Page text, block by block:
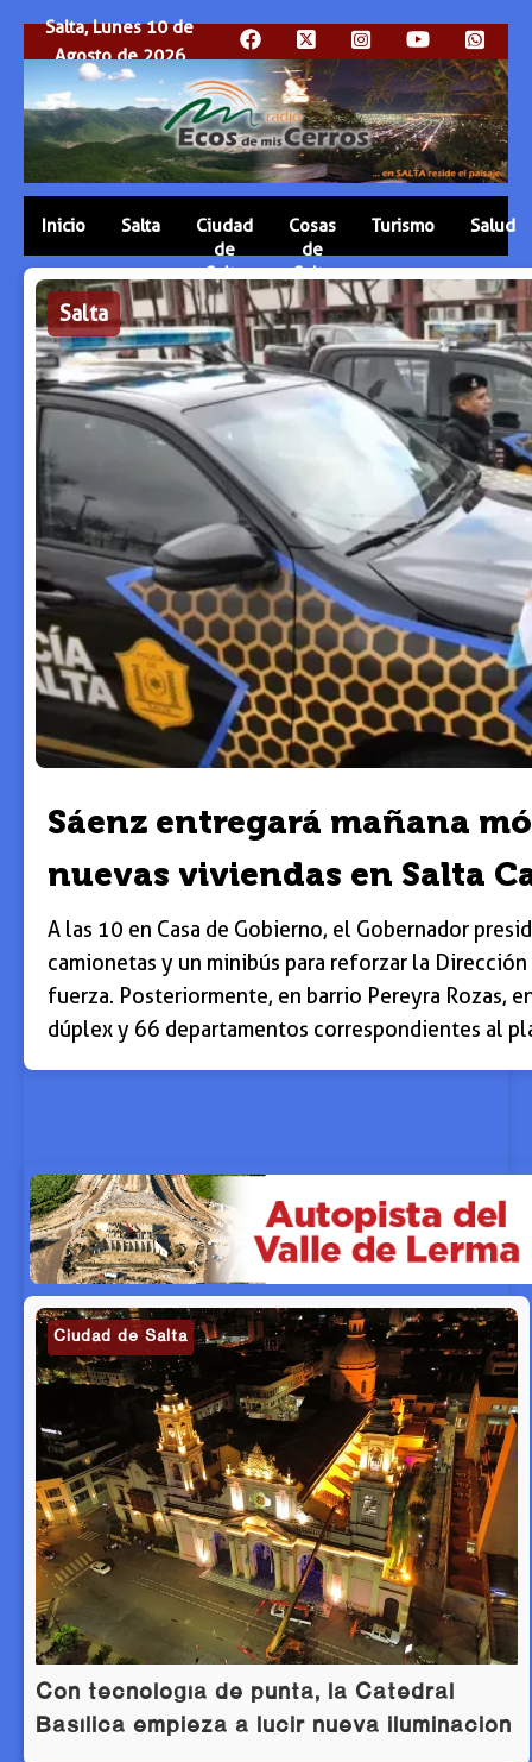
Salta, Lunes 10 de
Agosto de 2026
Inicio Salta
Ciudad
de
Salta
Cosas
de
Salta
Turismo Salud
Salta
Sáenz entregará mañana
nuevas viviendas en Salta
A las 10 en Casa de Gobierno, el Gobernador
camionetas y un minibús para reforzar la
fuerza. Posteriormente, en barrio Pereyra Rozas,
dúplex y 66 departamentos correspondientes al
Ciudad de Salta
Con tecnología de punta, la Catedral
Basílica empieza a lucir nueva iluminación